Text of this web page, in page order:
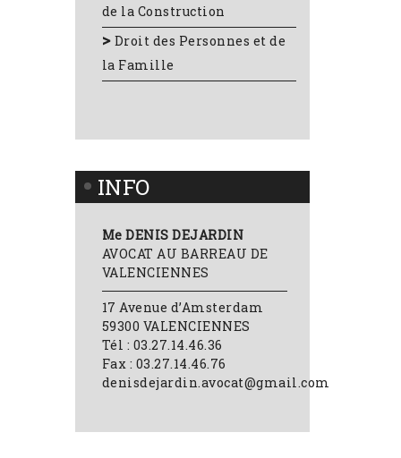
de la Construction
Droit des Personnes et de
la Famille
INFO
Me DENIS DEJARDIN
AVOCAT AU BARREAU DE
VALENCIENNES
17 Avenue d’Amsterdam
59300 VALENCIENNES
Tél : 03.27.14.46.36
Fax : 03.27.14.46.76
denisdejardin.avocat@gmail.com